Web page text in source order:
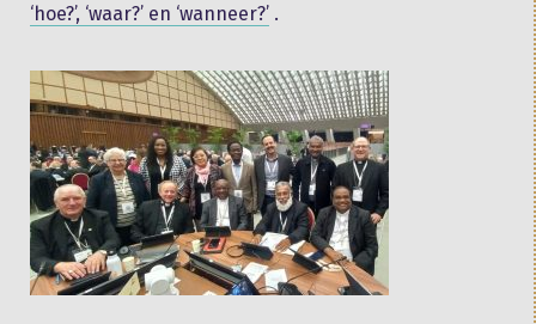
‘hoe?’, ‘waar?’ en ‘wanneer?’ .